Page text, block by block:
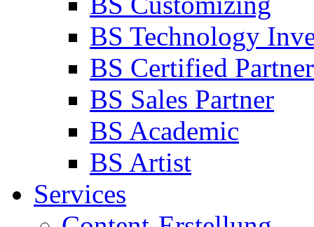
BS Technology
BS Certified Partner
BS Sales Partner
BS Academic
BS Artist
Services